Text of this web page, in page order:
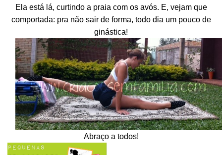
Ela está lá, curtindo a praia com os avós. E, vejam que
comportada: pra não sair de forma, todo dia um pouco de
ginástica!
Abraço a todos!